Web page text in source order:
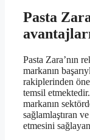
Pasta
Pasta Zara’nın
markanın
rakiplerinden
temsil
markanın
sağlamlaştıran
etmesini